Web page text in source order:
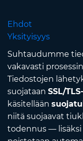
Ehdot
Yksityisyys
Suhtaudumme
vakavasti
Tiedostojen
suojataan SSL/
käsitellään
niitä suojaavat
todennus —